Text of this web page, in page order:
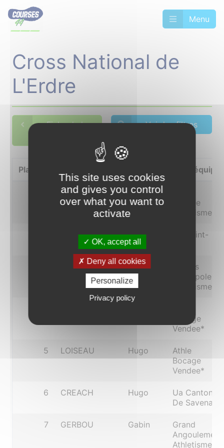
Menu
Cross National de
L'Erdre
Fiche de la
Voir les filtres
Place Club/équipe
GUERIN Ewen
Vendee
Athletisme*
HAMON Noa
Cjf Saint-
MARTIN Teo
Nantes
Metropole
Athletisme*
Bocage
Vendee*
5 LOISEAU Hugo
Athle
Bocage
Vendee*
6 CREACH Hugo
Ua Canton
De Savenay
7 GERBOU Gabin
Grand
Angouleme
Athletisme
This site uses cookies
and gives you control
over what you want to
activate
OK, accept all
Deny all cookies
Personalize
Privacy policy